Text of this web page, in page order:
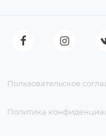
Пользовательское
Политика